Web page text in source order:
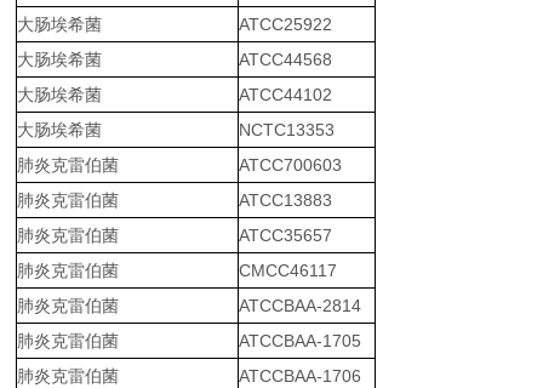
大肠埃希菌
ATCC25922
大肠埃希菌
ATCC44568
大肠埃希菌
ATCC44102
大肠埃希菌
NCTC13353
肺炎克雷伯菌
ATCC700603
肺炎克雷伯菌
ATCC13883
肺炎克雷伯菌
ATCC35657
肺炎克雷伯菌
CMCC46117
肺炎克雷伯菌
ATCCBAA-2814
肺炎克雷伯菌
ATCCBAA-1705
肺炎克雷伯菌
ATCCBAA-1706